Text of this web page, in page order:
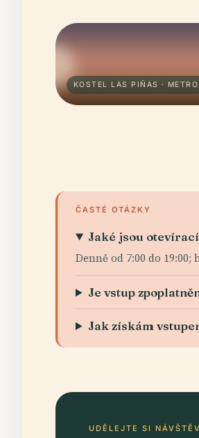
KOSTEL LAS PIÑAS ·
ČASTÉ OTÁZKY
Jaké jsou
Denně od 7:00 do
Je vstup
Jak získám
UDĚLEJTE SI